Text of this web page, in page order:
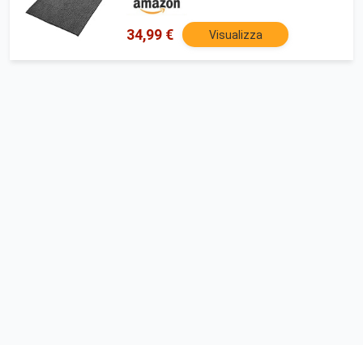
come tappetino WC | Antracite - 70x120
cm
34,99 € Visualizza